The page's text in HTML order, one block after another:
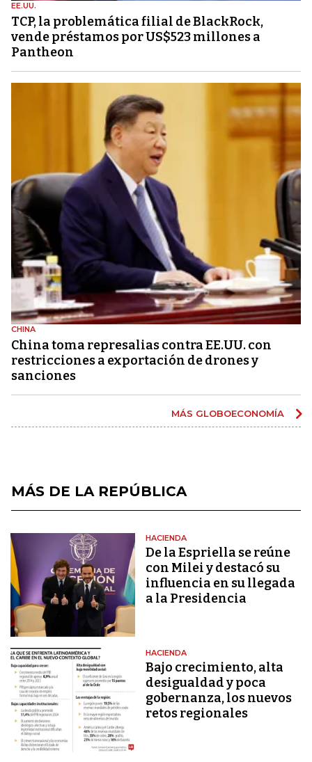
EE.UU.
TCP, la problemática filial de BlackRock,
vende préstamos por US$523 millones a
Pantheon
CHINA
China toma represalias contra EE.UU. con
restricciones a exportación de drones y
sanciones
MÁS GLOBOECONOMÍA
MÁS DE LA REPÚBLICA
HACIENDA
De la Espriella se reúne
con Milei y destacó su
influencia en su llegada
a la Presidencia
HACIENDA
Bajo crecimiento, alta
desigualdad y poca
gobernanza, los nuevos
retos regionales